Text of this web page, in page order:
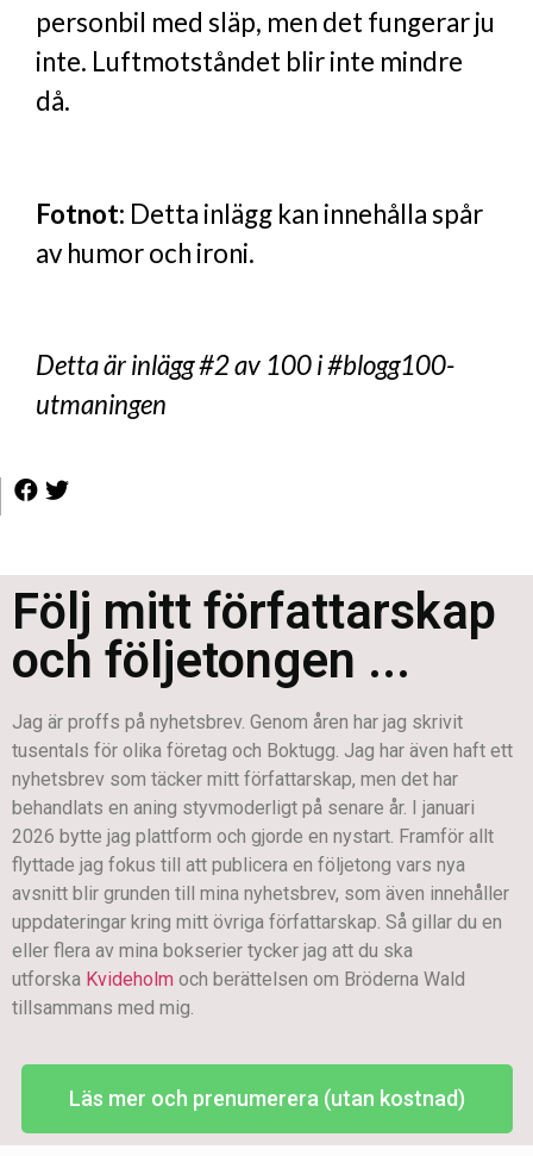
personbil med släp, men det fungerar ju
inte. Luftmotståndet blir inte mindre
då.
Fotnot: Detta inlägg kan innehålla spår
av humor och ironi.
Detta är inlägg #2 av 100 i #blogg100-
utmaningen
Följ mitt författarskap
och följetongen ...
Jag är proffs på nyhetsbrev. Genom åren har jag skrivit
tusentals för olika företag och Boktugg. Jag har även haft ett
nyhetsbrev som täcker mitt författarskap, men det har
behandlats en aning styvmoderligt på senare år. I januari
2026 bytte jag plattform och gjorde en nystart. Framför allt
flyttade jag fokus till att publicera en följetong vars nya
avsnitt blir grunden till mina nyhetsbrev, som även innehåller
uppdateringar kring mitt övriga författarskap. Så gillar du en
eller flera av mina bokserier tycker jag att du ska
utforska Kvideholm och berättelsen om Bröderna Wald
tillsammans med mig.
Läs mer och prenumerera (utan kostnad)